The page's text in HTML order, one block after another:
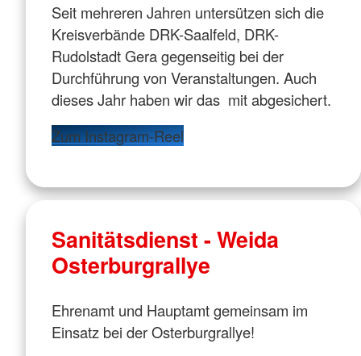
Seit mehreren Jahren untersützen sich die
Kreisverbände DRK-Saalfeld, DRK-
Rudolstadt Gera gegenseitig bei der
Durchführung von Veranstaltungen. Auch
dieses Jahr haben wir das mit abgesichert.
Zum Instagram-Reel
Sanitätsdienst - Weida
Osterburgrallye
Ehrenamt und Hauptamt gemeinsam im
Einsatz bei der Osterburgrallye!